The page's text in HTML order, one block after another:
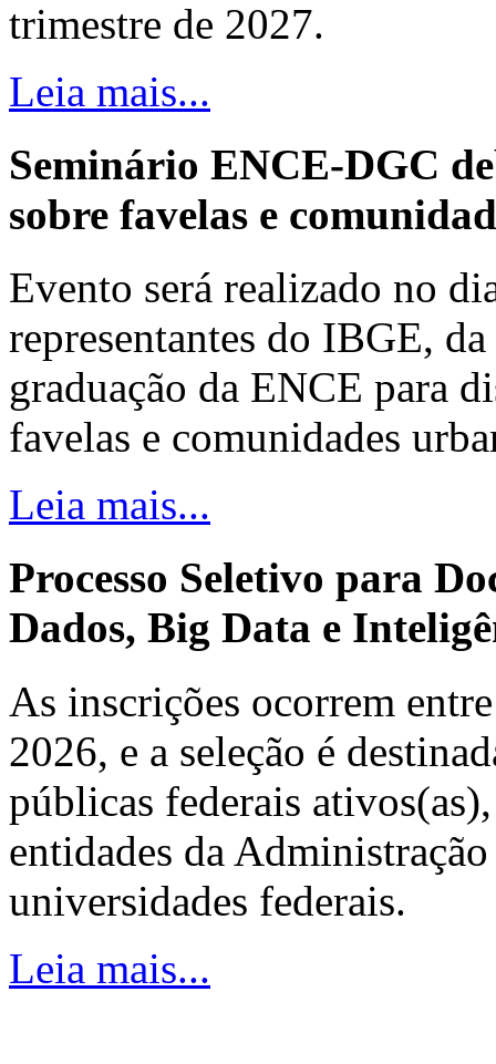
trimestre de 2027.
Leia mais...
Seminário ENCE-DGC
sobre favelas e
Evento será realizado no
representantes do IBGE,
graduação da ENCE para
favelas e comunidades
Leia mais...
Processo Seletivo para
Dados, Big Data e
As inscrições ocorrem
2026, e a seleção é
públicas federais
entidades da
universidades federais.
Leia mais...